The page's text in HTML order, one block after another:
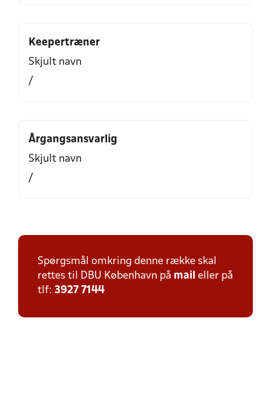
Keepertræner
Skjult navn
/
Årgangsansvarlig
Skjult navn
/
Spørgsmål omkring denne række skal
rettes til DBU København på mail eller på
tlf: 3927 7144